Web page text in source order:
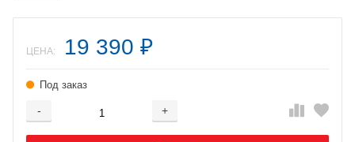
ЦЕНА: 19 390 ₽
Под заказ
- +
Добавляется...
Добавлен